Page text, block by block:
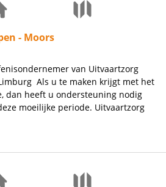
- Moors
van Uitvaartzorg
Als u te maken krijgt met het
dan heeft u ondersteuning nodig
moeilijke periode. Uitvaartzorg